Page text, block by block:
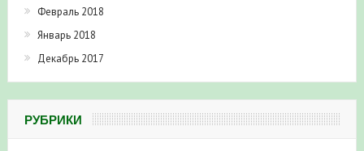
Февраль 2018
Январь 2018
Декабрь 2017
РУБРИКИ